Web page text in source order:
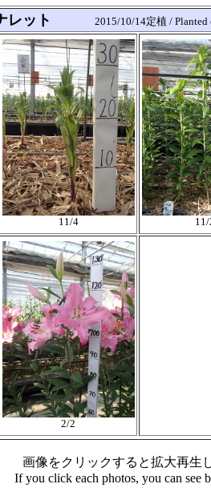
ット 2015/10/14定植 / Planted
11/4
2/2
画像をクリックすると拡大再生
If you click each photos, you can see